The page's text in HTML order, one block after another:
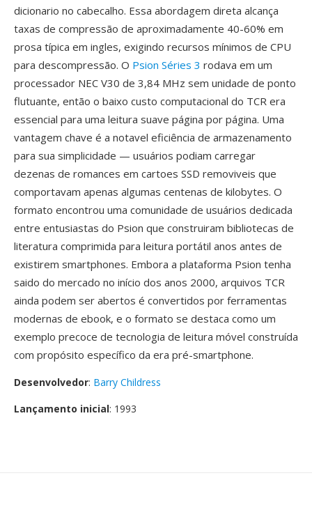
dicionario no cabecalho. Essa abordagem direta alcança
taxas de compressão de aproximadamente 40-60% em
prosa típica em ingles, exigindo recursos mínimos de CPU
para descompressão. O Psion Séries 3 rodava em um
processador NEC V30 de 3,84 MHz sem unidade de ponto
flutuante, então o baixo custo computacional do TCR era
essencial para uma leitura suave página por página. Uma
vantagem chave é a notavel eficiência de armazenamento
para sua simplicidade — usuários podiam carregar
dezenas de romances em cartoes SSD removiveis que
comportavam apenas algumas centenas de kilobytes. O
formato encontrou uma comunidade de usuários dedicada
entre entusiastas do Psion que construiram bibliotecas de
literatura comprimida para leitura portátil anos antes de
existirem smartphones. Embora a plataforma Psion tenha
saido do mercado no início dos anos 2000, arquivos TCR
ainda podem ser abertos é convertidos por ferramentas
modernas de ebook, e o formato se destaca como um
exemplo precoce de tecnologia de leitura móvel construída
com propósito específico da era pré-smartphone.
Desenvolvedor: Barry Childress
Lançamento inicial: 1993